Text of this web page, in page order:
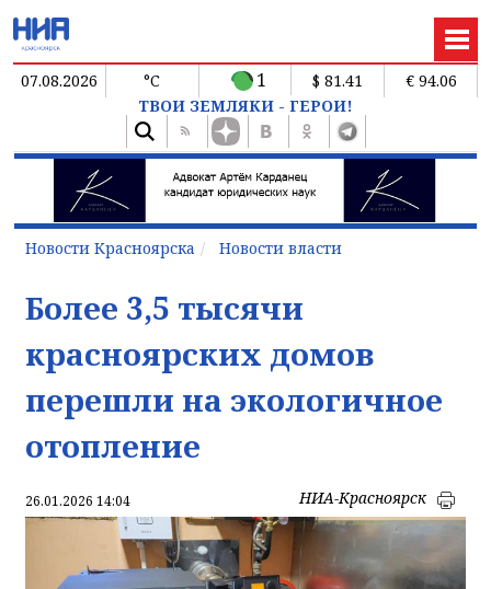
07.08.2026 °C 1 $ 81.41
€ 94.06
ТВОИ ЗЕМЛЯКИ - ГЕРОИ!
Новости Красноярска Новости власти
Более 3,5 тысячи
красноярских домов
перешли на экологичное
отопление
26.01.2026 14:04 НИА-Красноярск